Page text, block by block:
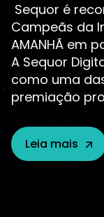
Sequor é
Campeãs da
AMANHÃ em
A Sequor
como uma
premiação
Leia mais